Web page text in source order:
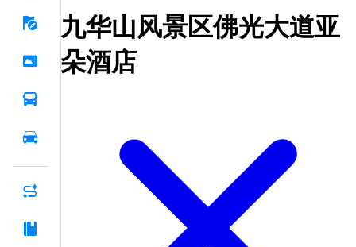
九华山风景区佛光大道亚
朵酒店